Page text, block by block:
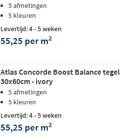
5 afmetingen
5 kleuren
Levertijd: 4 - 5 weken
55,25 per m2
Atlas Concorde Boost Balance tegel
30x60cm - ivory
5 afmetingen
5 kleuren
Levertijd: 4 - 5 weken
55,25 per m2